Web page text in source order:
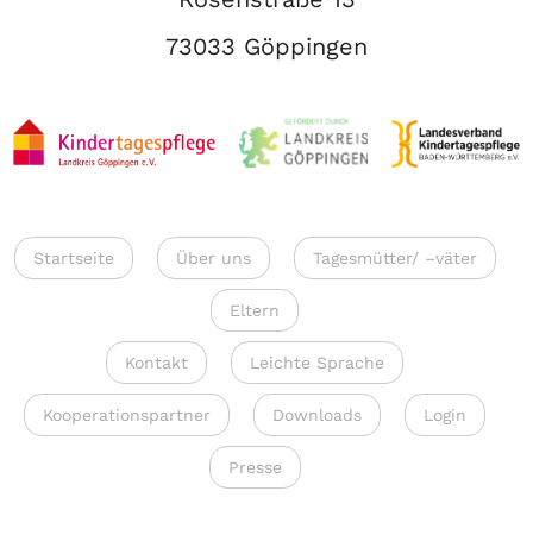
73033 Göppingen
Startseite Über uns Tagesmütter/ –väter
Eltern
Kontakt Leichte Sprache
Kooperationspartner Downloads Login
Presse